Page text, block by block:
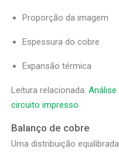
Proporção da imagem
Espessura do cobre
Expansão térmica
Leitura relacionada:
circuito impresso
Balanço de cobre
Uma distribuição